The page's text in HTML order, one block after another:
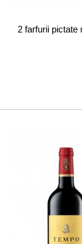
2 farfurii pictate